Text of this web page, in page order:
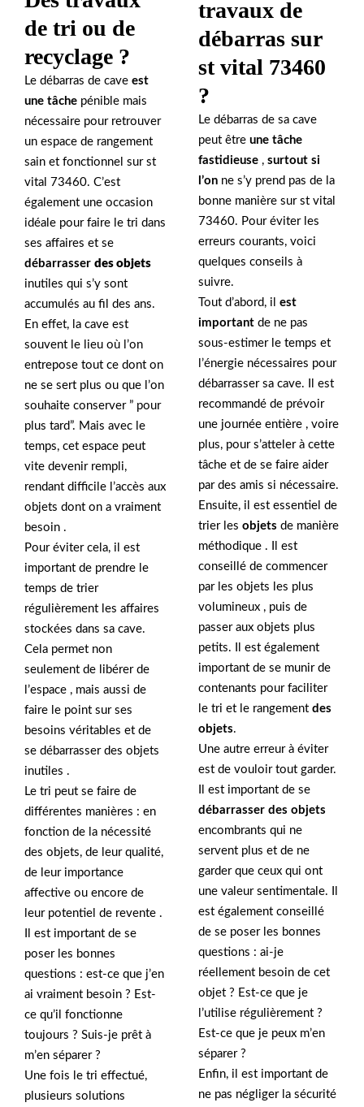
de tri ou de
recyclage ?
Le débarras de cave est
une tâche pénible mais
nécessaire pour retrouver
un espace de rangement
sain et fonctionnel sur st
vital 73460. C’est
également une occasion
idéale pour faire le tri dans
ses affaires et se
débarrasser des objets
inutiles qui s’y sont
accumulés au fil des ans.
En effet, la cave est
souvent le lieu où l’on
entrepose tout ce dont on
ne se sert plus ou que l’on
souhaite conserver ” pour
plus tard”. Mais avec le
temps, cet espace peut
vite devenir rempli,
rendant difficile l’accès aux
objets dont on a vraiment
besoin .
Pour éviter cela, il est
important de prendre le
temps de trier
régulièrement les affaires
stockées dans sa cave.
Cela permet non
seulement de libérer de
l’espace , mais aussi de
faire le point sur ses
besoins véritables et de
se débarrasser des objets
inutiles .
Le tri peut se faire de
différentes manières : en
fonction de la nécessité
des objets, de leur qualité,
de leur importance
affective ou encore de
leur potentiel de revente .
Il est important de se
poser les bonnes
questions : est-ce que j’en
ai vraiment besoin ? Est-
ce qu’il fonctionne
toujours ? Suis-je prêt à
m’en séparer ?
Une fois le tri effectué,
plusieurs solutions
travaux de
débarras sur
st vital 73460
?
Le débarras de sa cave
peut être une tâche
fastidieuse , surtout si
l’on ne s’y prend pas de la
bonne manière sur st vital
73460. Pour éviter les
erreurs courants, voici
quelques conseils à
suivre.
Tout d’abord, il est
important de ne pas
sous-estimer le temps et
l’énergie nécessaires pour
débarrasser sa cave. Il est
recommandé de prévoir
une journée entière , voire
plus, pour s’atteler à cette
tâche et de se faire aider
par des amis si nécessaire.
Ensuite, il est essentiel de
trier les objets de manière
méthodique . Il est
conseillé de commencer
par les objets les plus
volumineux , puis de
passer aux objets plus
petits. Il est également
important de se munir de
contenants pour faciliter
le tri et le rangement des
objets.
Une autre erreur à éviter
est de vouloir tout garder.
Il est important de se
débarrasser des objets
encombrants qui ne
servent plus et de ne
garder que ceux qui ont
une valeur sentimentale. Il
est également conseillé
de se poser les bonnes
questions : ai-je
réellement besoin de cet
objet ? Est-ce que je
l’utilise régulièrement ?
Est-ce que je peux m’en
séparer ?
Enfin, il est important de
ne pas négliger la sécurité